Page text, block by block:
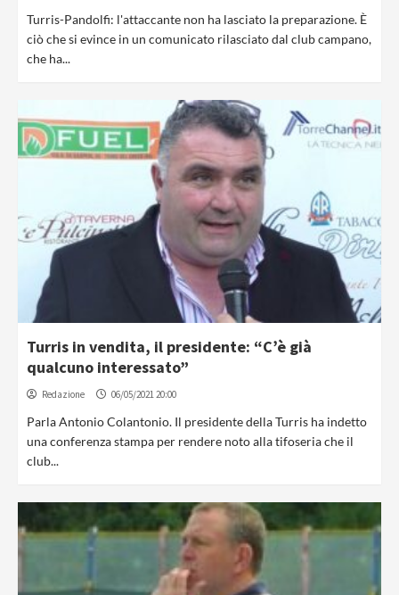
Turris-Pandolfi: l'attaccante non ha lasciato la preparazione. È
ciò che si evince in un comunicato rilasciato dal club campano,
che ha...
Turris in vendita, il presidente: “C’è già
qualcuno interessato”
Redazione 06/05/2021 20:00
Parla Antonio Colantonio. Il presidente della Turris ha indetto
una conferenza stampa per rendere noto alla tifoseria che il
club...